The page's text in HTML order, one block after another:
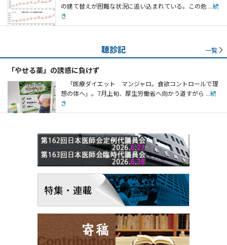
の建て替えが困難な状況に追い込まれている。この危 ...続
き
聴診記 一覧
「やせる薬」の誘惑に負けず
「医療ダイエット マンジャロ。食欲コントロールで理
想の体へ」。7月上旬、厚生労働省へ向かう道すがら ...続
き